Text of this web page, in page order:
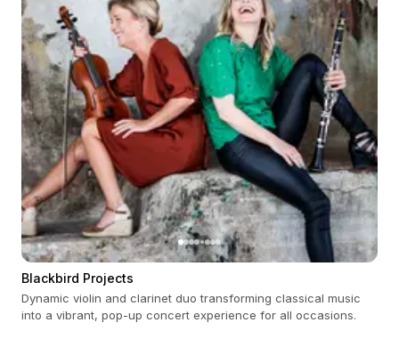
Blackbird Projects
Dynamic violin and clarinet duo transforming classical music
into a vibrant, pop-up concert experience for all occasions.